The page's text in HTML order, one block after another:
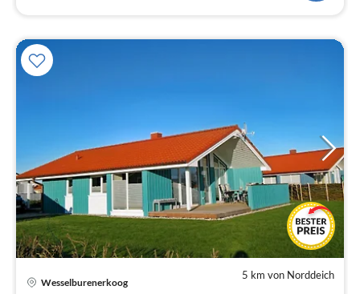
5 km von Norddeich
Wesselburenerkoog